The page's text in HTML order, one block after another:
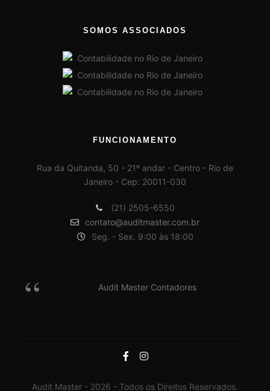
SOMOS ASSOCIADOS
FUNCIONAMENTO
Rua da Quitanda, 50 - 21º andar - Centro - Rio de
Janeiro - Cep: 20011-030
(21) 2505-6550
contato@auditmaster.com.br
Seg. - Sex. 9:00 às 18:00
Audit Master Contadores
Audit Master - 2026 - Todos os Direitos Reservados.